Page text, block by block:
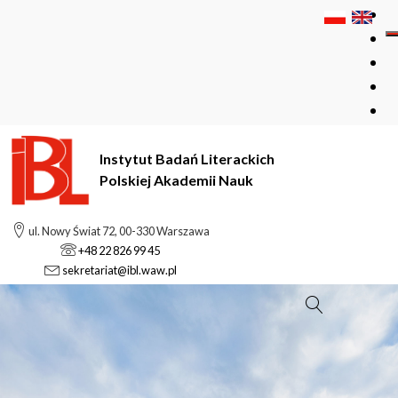
Instytut Badań Literackich
Polskiej Akademii Nauk
ul. Nowy Świat 72, 00-330 Warszawa
+48 22 826 99 45
sekretariat@ibl.waw.pl
Szukaj